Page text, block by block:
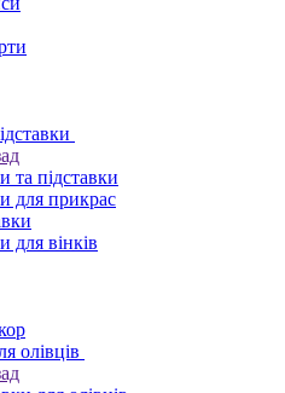
та підставки
для прикрас
для вінків
олівців